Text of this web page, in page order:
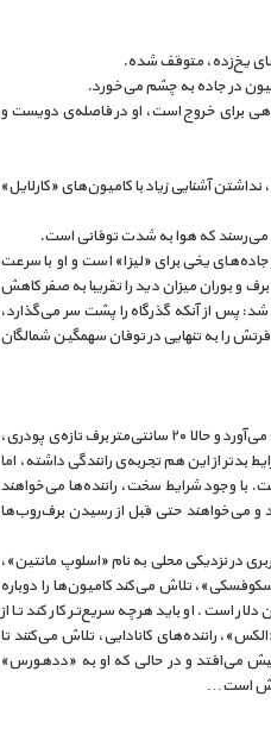
یخ‌زده، متوقف شده.
در جاده به چشم می‌خورد.
برای خروج است، او در فاصله‌ی دویست و
آشنایی زیاد با کامیون‌های «کارلایل»
می‌رسند که هوا به شدت توفانی است.
یخی برای «لیزا» است و او با سرعت
و بوران میزان دید را تقریبا به صفر کاهش
شد: پس از آنکه گذرگاه را پشت سر می‌گذارد،
را به تنهایی در توفان سهمگین شمالگان
یک توفان زمستانی دیگر مقدار زیادی برف تازه با خود می‌آورد و حالا ۲۰ سانتی‌متر برف تازه‌ی پودری،
از این هم تجربه‌ی رانندگی داشته، اما
با وجود شرایط سخت، راننده‌ها می‌خواهند
و می‌خواهند حتی قبل از رسیدن برف‌روب‌ها
در نزدیکی محلی به نام «اسلوپ مانتین»،
تلاش می‌کند کامیون‌ها را دوباره
است. او باید هرچه سریع‌تر کار کند تا از
راننده‌های کانادایی، تلاش می‌کنند تا
پیش می‌افتد و در حالی که او به «ددهورس»
است…